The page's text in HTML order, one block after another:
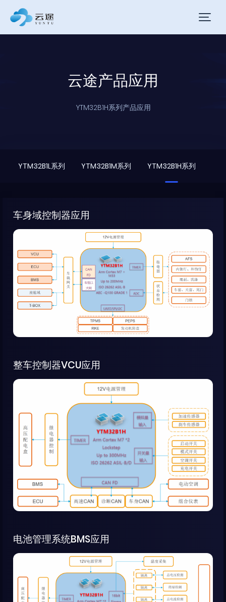
云途产品应用
YTM32B1H系列产品应用
YTM32B1L系列 YTM32B1M系列 YTM32B1H系列
车身域控制器应用
整车控制器VCU应用
电池管理系统BMS应用